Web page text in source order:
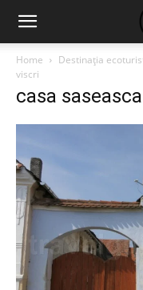
Home Destinaţia
viscri
casa